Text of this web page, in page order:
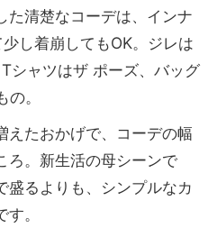
た清楚なコーデは、インナ
し着崩してもOK。ジレは
シャツはザ ポーズ、バッグ
。
えたおかげで、コーデの幅
ろ。新生活の母シーンで
盛るよりも、シンプルなカ
。